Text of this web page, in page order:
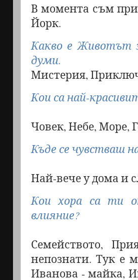
В момента съм
Йорк.
Какво е Животът
думи.
Мистерия,
Кои са най-
Човек, Небе, Море,
Къде се чувстваш
Най-вече у дома и
Кои хора са ти
влияние?
Семейството,
непознати. Тук е
Иванова - майка,